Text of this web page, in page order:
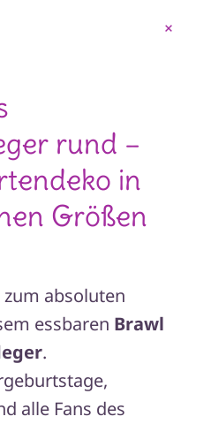
+
rund –
in
Größen
absoluten
essbaren Brawl
.
alle Fans des